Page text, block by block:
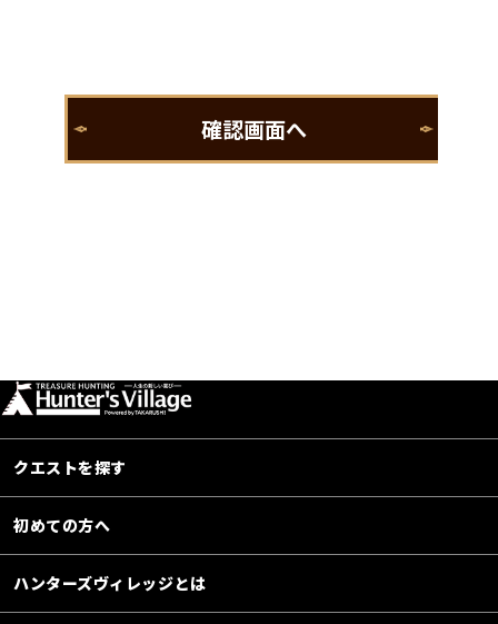
クエストを探す
初めての方へ
ハンターズヴィレッジとは